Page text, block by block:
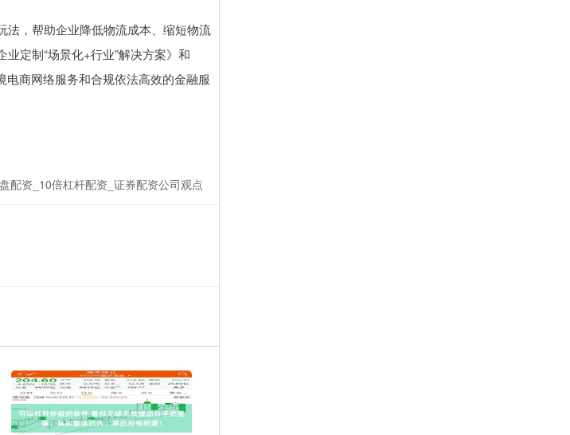
法，帮助企业降低物流成本、缩短物流
定制“场景化+行业”解决方案》和
电商网络服务和合规依法高效的金融服
配资_10倍杠杆配资_证券配资公司观点